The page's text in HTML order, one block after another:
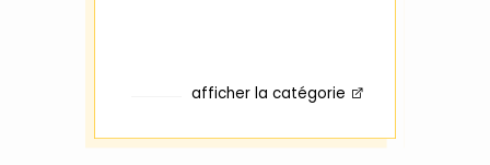
afficher la catégorie